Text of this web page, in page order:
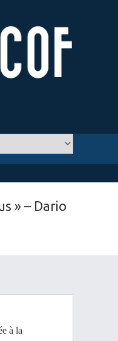
» – Dario
à la